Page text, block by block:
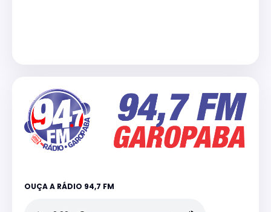
OUÇA A RÁDIO 94,7 FM